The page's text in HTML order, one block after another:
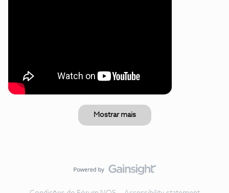
Mostrar mais